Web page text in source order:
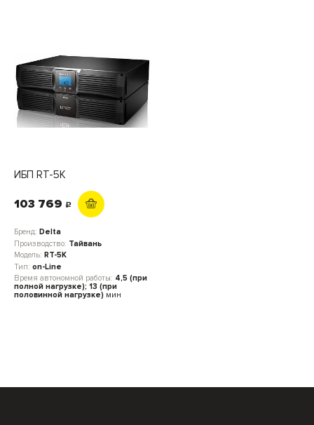
ИБП RT-5K
103 769 c
Бренд: Delta
Производство: Тайвань
Модель: RT-5K
Тип: on-Line
Время автономной работы: 4,5 (при
полной нагрузке); 13 (при
половинной нагрузке) мин